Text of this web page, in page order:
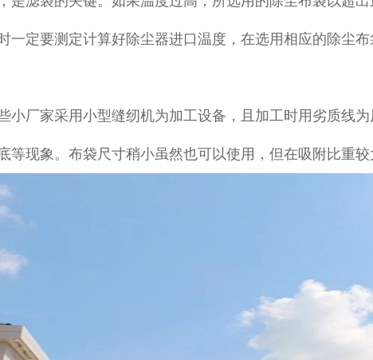
定要测定计算好除尘器进口温度，在选用相应的除尘布
小厂家采用小型缝纫机为加工设备，且加工时用劣质线
等现象。布袋尺寸稍小虽然也可以使用，但在吸附比重